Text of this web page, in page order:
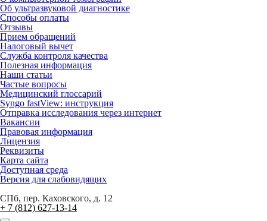
Об ультразвуковой диагностике
Способы оплаты
Отзывы
Прием обращений
Налоговый вычет
Служба контроля качества
Полезная информация
Наши статьи
Частые вопросы
Медицинский глоссарий
Syngo fastView: инструкция
Отправка исследования через интернет
Вакансии
Правовая информация
Лицензия
Реквизиты
Карта сайта
Доступная среда
Версия для слабовидящих
СПб, пер. Каховского, д. 12
+ 7 (812) 627-13-14